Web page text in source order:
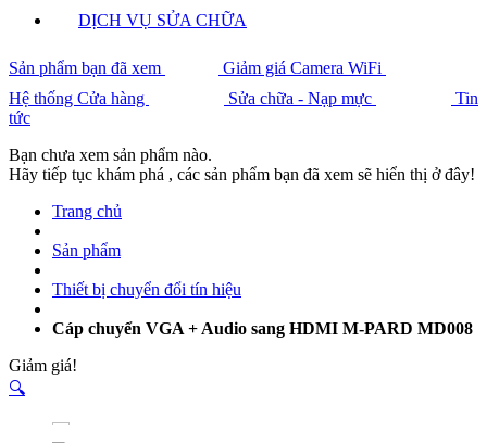
DỊCH VỤ SỬA CHỮA
Sản phẩm bạn đã xem
Giảm giá Camera WiFi
Hệ thống Cửa hàng
Sửa chữa - Nạp mực
Tin
tức
Bạn chưa xem sản phẩm nào.
Hãy tiếp tục khám phá , các sản phẩm bạn đã xem sẽ hiển thị ở đây!
Trang chủ
Sản phẩm
Thiết bị chuyển đổi tín hiệu
Cáp chuyển VGA + Audio sang HDMI M-PARD MD008
Giảm giá!
🔍